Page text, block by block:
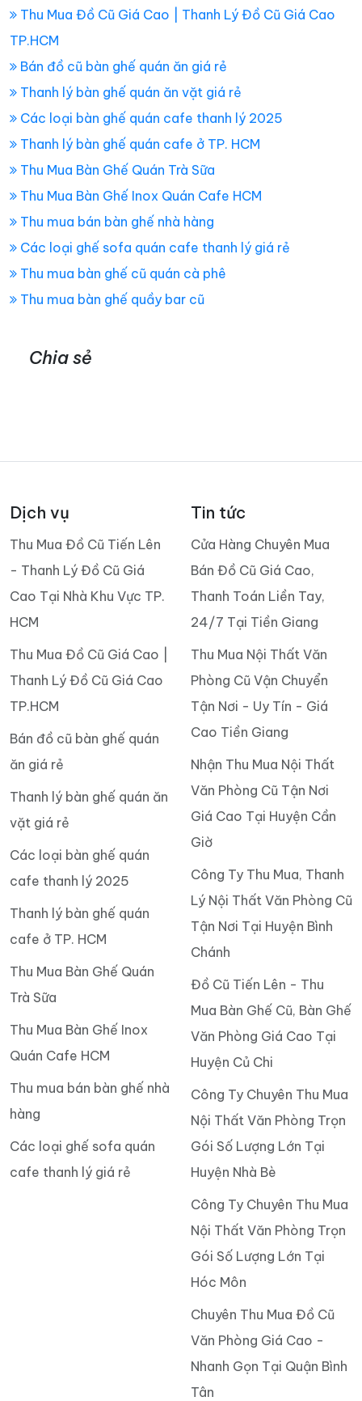
Thu Mua Đồ Cũ Giá Cao | Thanh Lý Đồ Cũ Giá Cao
TP.HCM
Bán đồ cũ bàn ghế quán ăn giá rẻ
Thanh lý bàn ghế quán ăn vặt giá rẻ
Các loại bàn ghế quán cafe thanh lý 2025
Thanh lý bàn ghế quán cafe ở TP. HCM
Thu Mua Bàn Ghế Quán Trà Sữa
Thu Mua Bàn Ghế Inox Quán Cafe HCM
Thu mua bán bàn ghế nhà hàng
Các loại ghế sofa quán cafe thanh lý giá rẻ
Thu mua bàn ghế cũ quán cà phê
Thu mua bàn ghế quầy bar cũ
Chia sẻ
Dịch vụ
Thu Mua Đồ Cũ Tiến Lên
- Thanh Lý Đồ Cũ Giá
Cao Tại Nhà Khu Vực TP.
HCM
Thu Mua Đồ Cũ Giá Cao |
Thanh Lý Đồ Cũ Giá Cao
TP.HCM
Bán đồ cũ bàn ghế quán
ăn giá rẻ
Thanh lý bàn ghế quán ăn
vặt giá rẻ
Các loại bàn ghế quán
cafe thanh lý 2025
Thanh lý bàn ghế quán
cafe ở TP. HCM
Thu Mua Bàn Ghế Quán
Trà Sữa
Thu Mua Bàn Ghế Inox
Quán Cafe HCM
Thu mua bán bàn ghế nhà
hàng
Các loại ghế sofa quán
cafe thanh lý giá rẻ
Tin tức
Cửa Hàng Chuyên Mua
Bán Đồ Cũ Giá Cao,
Thanh Toán Liền Tay,
24/7 Tại Tiền Giang
Thu Mua Nội Thất Văn
Phòng Cũ Vận Chuyển
Tận Nơi - Uy Tín - Giá
Cao Tiền Giang
Nhận Thu Mua Nội Thất
Văn Phòng Cũ Tận Nơi
Giá Cao Tại Huyện Cần
Giờ
Công Ty Thu Mua, Thanh
Lý Nội Thất Văn Phòng Cũ
Tận Nơi Tại Huyện Bình
Chánh
Đồ Cũ Tiến Lên - Thu
Mua Bàn Ghế Cũ, Bàn Ghế
Văn Phòng Giá Cao Tại
Huyện Củ Chi
Công Ty Chuyên Thu Mua
Nội Thất Văn Phòng Trọn
Gói Số Lượng Lớn Tại
Huyện Nhà Bè
Công Ty Chuyên Thu Mua
Nội Thất Văn Phòng Trọn
Gói Số Lượng Lớn Tại
Hóc Môn
Chuyên Thu Mua Đồ Cũ
Văn Phòng Giá Cao -
Nhanh Gọn Tại Quận Bình
Tân